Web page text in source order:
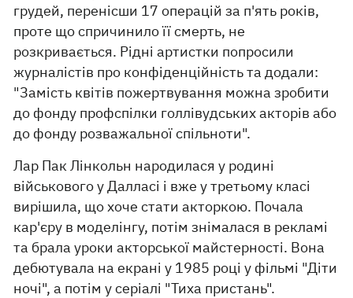
грудей, перенісши 17 операцій за п'ять років,
проте що спричинило її смерть, не
розкривається. Рідні артистки попросили
журналістів про конфіденційність та додали:
"Замість квітів пожертвування можна зробити
до фонду профспілки голлівудських акторів або
до фонду розважальної спільноти".
Лар Пак Лінкольн народилася у родині
військового у Далласі і вже у третьому класі
вирішила, що хоче стати акторкою. Почала
кар'єру в моделінгу, потім знімалася в рекламі
та брала уроки акторської майстерності. Вона
дебютувала на екрані у 1985 році у фільмі "Діти
ночі", а потім у серіалі "Тиха пристань".